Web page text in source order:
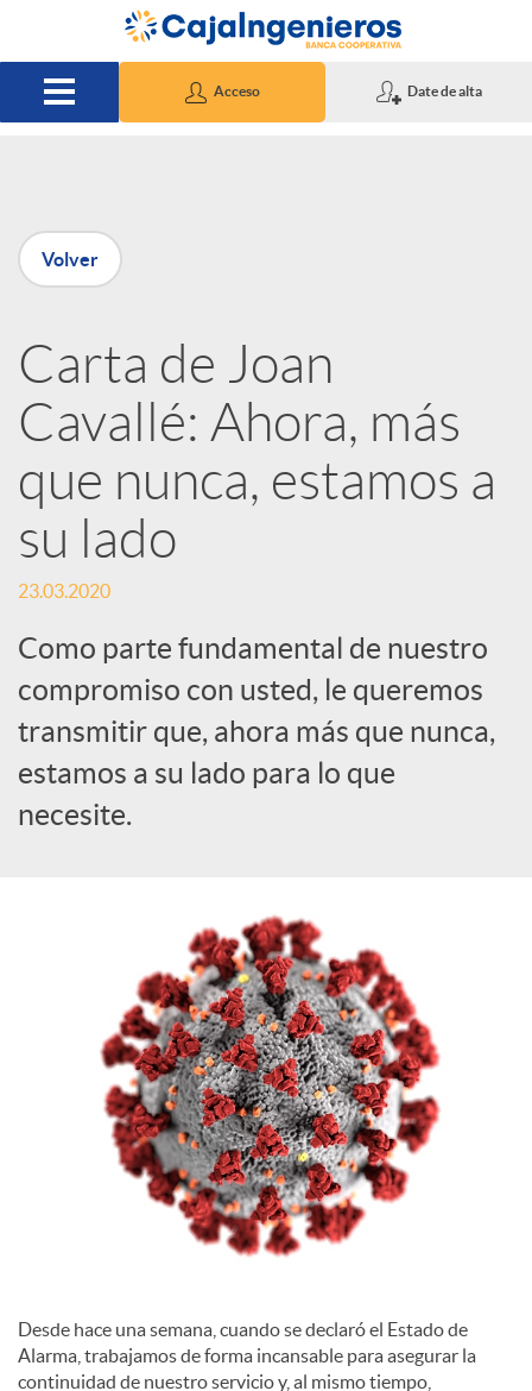
Saltar al contenido principal
Acceso Date de alta
P
u
b
l
i
c
a
d
o
t
Volver
Carta de Joan
Cavallé: Ahora, más
que nunca, estamos a
su lado
23.03.2020
Como parte fundamental de nuestro
compromiso con usted, le queremos
transmitir que, ahora más que nunca,
estamos a su lado para lo que
necesite.
Desde hace una semana, cuando se declaró el Estado de
Alarma, trabajamos de forma incansable para asegurar la
continuidad de nuestro servicio y, al mismo tiempo,